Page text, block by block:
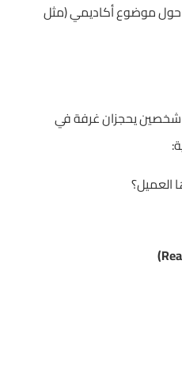
حول موضوع أكاديمي (مثل
شخصين يحجزان غرفة في
العميل؟